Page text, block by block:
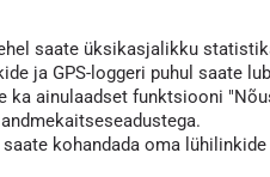
saate üksikasjalikku
ja GPS-loggeri puhul saate
ka ainulaadset funktsiooni
kohandada oma